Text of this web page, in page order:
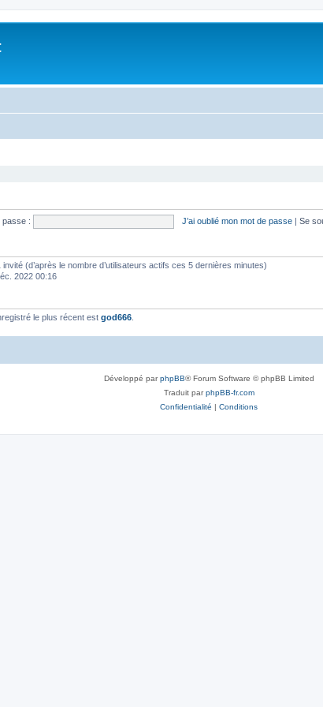
passe : J’ai oublié mon mot de passe | Se
(d’après le nombre d’utilisateurs actifs ces 5 dernières minutes)
2022 00:16
le plus récent est god666
Développé parphpBB® Forum Software © phpBB Limited
Traduit parphpBB-fr.com
Confidentialité | Conditions